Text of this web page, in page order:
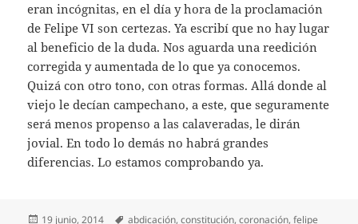
eran incógnitas, en el día y hora de la proclamación
de Felipe VI son certezas. Ya escribí que no hay lugar
al beneficio de la duda. Nos aguarda una reedición
corregida y aumentada de lo que ya conocemos.
Quizá con otro tono, con otras formas. Allá donde al
viejo le decían campechano, a este, que seguramente
será menos propenso a las calaveradas, le dirán
jovial. En todo lo demás no habrá grandes
diferencias. Lo estamos comprobando ya.
Publicado
19 junio, 2014 Etiquetas
abdicación,constitución,coronación,felipe